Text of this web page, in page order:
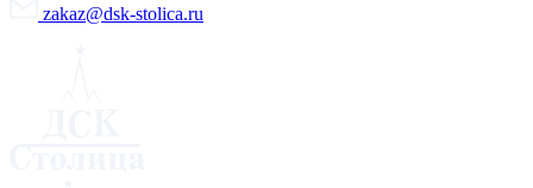
zakaz@dsk-stolica.ru